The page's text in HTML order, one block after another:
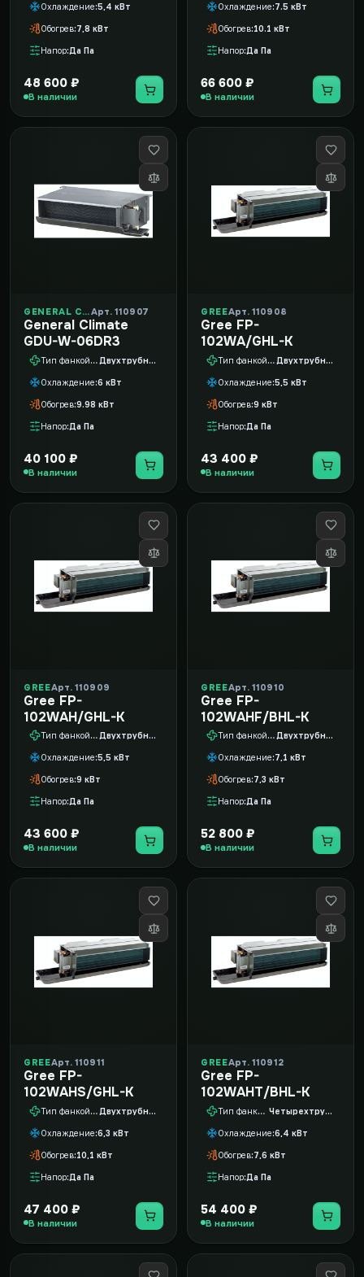
Охлаждение 5,4 кВт
Обогрев 7,8 кВт
Напор Да Па
48 600 ₽
В наличии
Охлаждение 7.5 кВт
Обогрев 10.1 кВт
Напор Да Па
66 600 ₽
В наличии
GENERAL CLIMATEАрт. 110907
General Climate
GDU-W-06DR3
Тип фанкойла Двухтрубный
Охлаждение 6 кВт
Обогрев 9.98 кВт
Напор Да Па
40 100 ₽
В наличии
GREEАрт. 110908
Gree FP-
102WA/GHL-K
Тип фанкойла Двухтрубный
Охлаждение 5,5 кВт
Обогрев 9 кВт
Напор Да Па
43 400 ₽
В наличии
GREEАрт. 110909
Gree FP-
102WAH/GHL-K
Тип фанкойла Двухтрубный
Охлаждение 5,5 кВт
Обогрев 9 кВт
Напор Да Па
43 600 ₽
В наличии
GREEАрт. 110910
Gree FP-
102WAHF/BHL-K
Тип фанкойла Двухтрубный
Охлаждение 7,1 кВт
Обогрев 7,3 кВт
Напор Да Па
52 800 ₽
В наличии
GREEАрт. 110911
Gree FP-
102WAHS/GHL-K
Тип фанкойла Двухтрубный
Охлаждение 6,3 кВт
Обогрев 10,1 кВт
Напор Да Па
47 400 ₽
В наличии
GREEАрт. 110912
Gree FP-
102WAHT/BHL-K
Тип фанкойла Четырехтрубный
Охлаждение 6,4 кВт
Обогрев 7,6 кВт
Напор Да Па
54 400 ₽
В наличии